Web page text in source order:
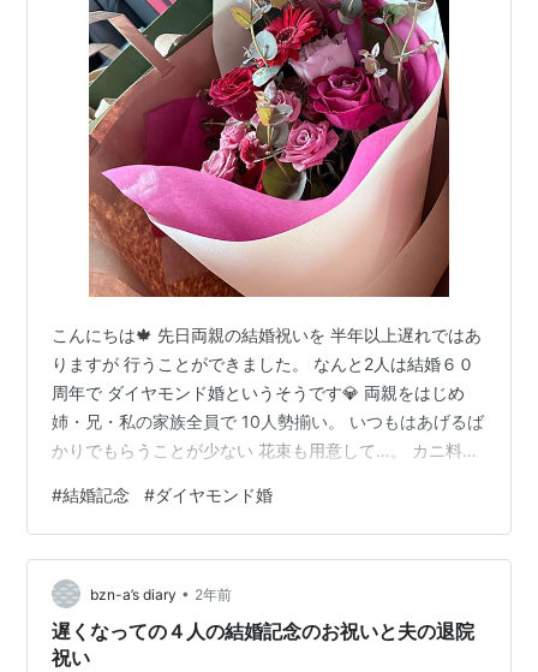
こんにちは🍁 先日両親の結婚祝いを 半年以上遅れではあ
りますが 行うことができました。 なんと2人は結婚６０
周年で ダイヤモンド婚というそうです💎 両親をはじめ
姉・兄・私の家族全員で 10人勢揃い。 いつもはあげるば
かりでもらうことが少ない 花束も用意して…。 カニ料理
なかったので久々の集合。 ただ姪っ子の旦那さんはお仕
事だったので 来ることができず残念でしたが…😢 綺麗な
花束や記念のプレゼントなどを送ると ニコニコ笑顔の両
親。 すてきなお祝い会になって 二人も喜んでくれまし
た。 80歳代ですが 10年後もぜひお祝いができるように
ふたりで…
#結婚記念 #ダイヤモンド婚
bzn-a’s diary • 2年前
遅くなっての４人の結婚記念のお祝いと夫の退院
祝い